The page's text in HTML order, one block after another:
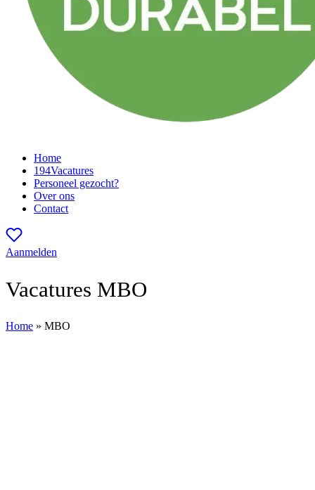
Home
194Vacatures
Personeel gezocht?
Over ons
Contact
Aanmelden
Vacatures MBO
Home » MBO